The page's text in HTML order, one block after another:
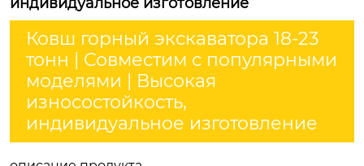
Ковш горный экскаватора 18-23
тонн | Совместим с популярными
моделями | Высокая
износостойкость,
индивидуальное изготовление